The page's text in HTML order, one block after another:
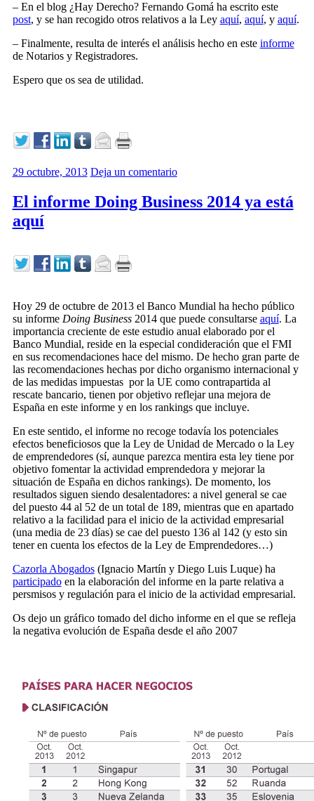
– En el blog ¿Hay Derecho? Fernando Gomá ha escrito este
post, y se han recogido otros relativos a la Ley aquí, aquí, y aquí.
– Finalmente, resulta de interés el análisis hecho en este informe
de Notarios y Registradores.
Espero que os sea de utilidad.
29 octubre, 2013 Deja un comentario
El informe Doing Business 2014 ya está
aquí
Hoy 29 de octubre de 2013 el Banco Mundial ha hecho público
su informe Doing Business2014 que puede consultarse aquí. La
importancia creciente de este estudio anual elaborado por el
Banco Mundial, reside en la especial condideración que el FMI
en sus recomendaciones hace del mismo. De hecho gran parte de
las recomendaciones hechas por dicho organismo internacional y
de las medidas impuestas por la UE como contrapartida al
rescate bancario, tienen por objetivo reflejar una mejora de
España en este informe y en los rankings que incluye.
En este sentido, el informe no recoge todavía los potenciales
efectos beneficiosos que la Ley de Unidad de Mercado o la Ley
de emprendedores (sí, aunque parezca mentira esta ley tiene por
objetivo fomentar la actividad emprendedora y mejorar la
situación de España en dichos rankings). De momento, los
resultados siguen siendo desalentadores: a nivel general se cae
del puesto 44 al 52 de un total de 189, mientras que en apartado
relativo a la facilidad para el inicio de la actividad empresarial
(una media de 23 días) se cae del puesto 136 al 142 (y esto sin
tener en cuenta los efectos de la Ley de Emprendedores…)
Cazorla Abogados(Ignacio Martín y Diego Luis Luque) ha
participadoen la elaboración del informe en la parte relativa a
persmisos y regulación para el inicio de la actividad empresarial.
Os dejo un gráfico tomado del dicho informe en el que se refleja
la negativa evolución de España desde el año 2007